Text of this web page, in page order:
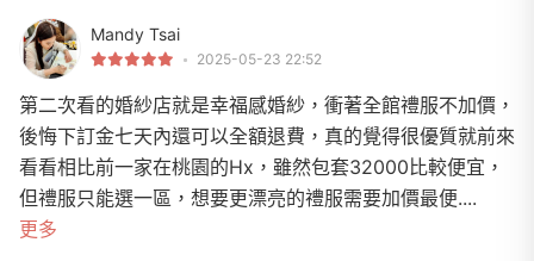
Mandy Tsai
2025-05-23 22:52
第二次看的婚紗店就是幸福感婚紗，衝著全館禮服不加價，
後悔下訂金七天內還可以全額退費，真的覺得很優質就前來
看看相比前一家在桃園的Hx，雖然包套32000比較便宜，
但禮服只能選一區，想要更漂亮的禮服需要加價最便....
更多